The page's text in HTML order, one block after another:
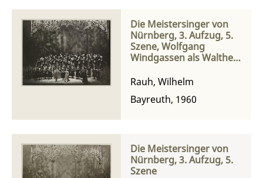
Die Meistersinger von
Nürnberg, 3. Aufzug, 5.
Szene, Wolfgang
Windgassen als Walther
Greindl als Sachs und
Elisabeth Grümmer als
Eva
Rauh, Wilhelm
Bayreuth, 1960
Die Meistersinger von
Nürnberg, 3. Aufzug, 5.
Szene